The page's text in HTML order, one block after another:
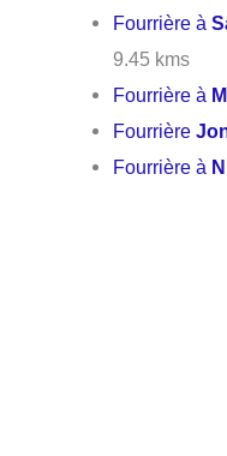
Fourrière à
9.45 kms
Fourrière à
Fourrière
Fourrière à